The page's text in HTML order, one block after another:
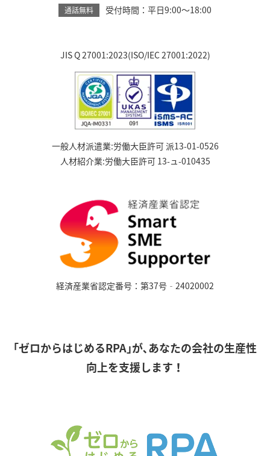
通話無料 受付時間：平日9:00～18:00
JIS Q 27001:2023(ISO/IEC 27001:2022)
一般人材派遣業:労働大臣許可 派13-01-0526
人材紹介業:労働大臣許可 13-ュ-010435
経済産業省認定番号：第37号‐24020002
｢ゼロからはじめるRPA｣が､あなたの会社の生産性
向上を支援します！